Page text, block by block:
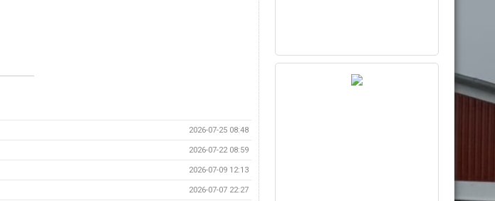
2026-07-25 08:48
2026-07-22 08:59
2026-07-09 12:13
2026-07-07 22:27